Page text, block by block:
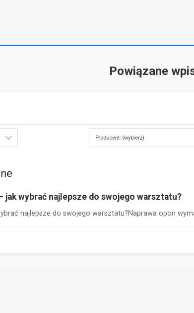
Powiązane
jak wybrać najlepsze do swojego warsztatu?
najlepsze do swojego warsztatu?Naprawa opon